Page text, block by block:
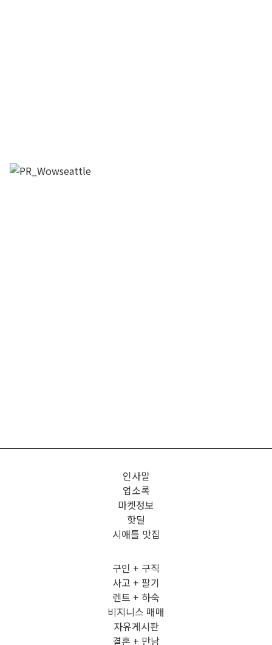
인사말
업소록
마켓정보
핫딜
시애틀 맛집
구인 + 구직
사고 + 팔기
렌트 + 하숙
비지니스 매매
자유게시판
결혼 + 만남